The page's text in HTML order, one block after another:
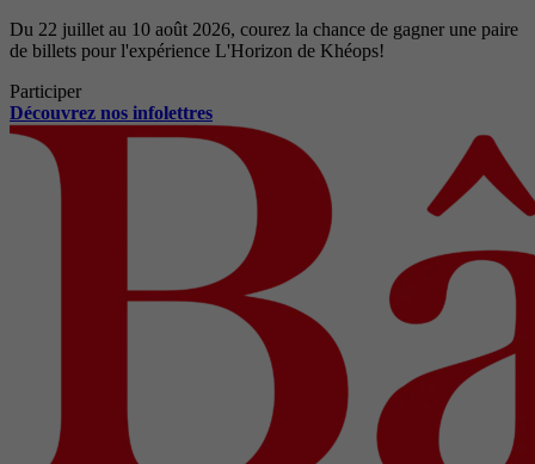
Du 22 juillet au 10 août 2026, courez la chance de gagner une paire
de billets pour l'expérience L'Horizon de Khéops!
Participer
Découvrez nos infolettres